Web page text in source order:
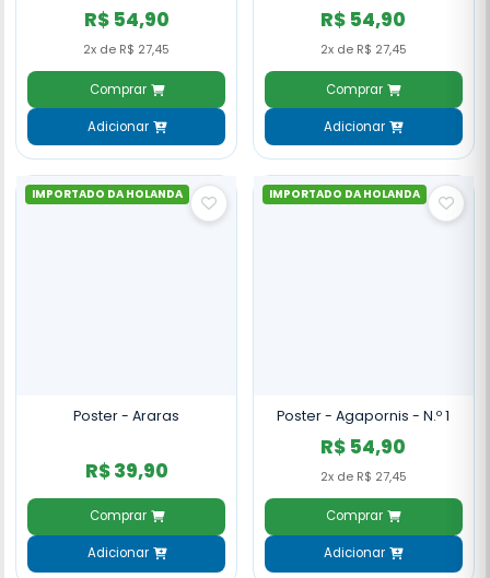
R$ 54,90
2x de R$ 27,45
Comprar
Adicionar
R$ 54,90
2x de R$ 27,45
Comprar
Adicionar
IMPORTADO DA HOLANDA
Poster - Araras
R$ 39,90
Comprar
Adicionar
IMPORTADO DA HOLANDA
Poster - Agapornis - N.º 1
R$ 54,90
2x de R$ 27,45
Comprar
Adicionar